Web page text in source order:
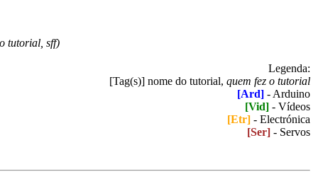
tutorial, sff)
Legenda:
[Tag(s)] nome do tutorial, quem fez o tutorial
[Ard] - Arduino
[Vid] - Vídeos
[Etr] - Electrónica
[Ser] - Servos